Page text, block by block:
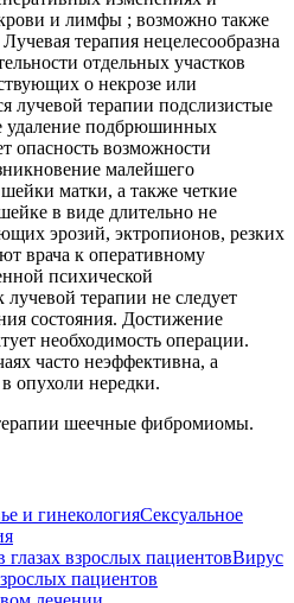
и лимфы ; возможно также
терапия нецелесообразна
отдельных участков
о некрозе или
лучевой терапии подслизистые
удаление подбрюшинных
опасность возможности
малейшего
матки, а также четкие
в виде длительно не
эрозий, эктропионов, резких
врача к оперативному
психической
лучевой терапии не следует
состояния. Достижение
необходимость операции.
часто неэффективна, а
опухоли нередки.
шеечные фибромиомы.
Сексуальное
Вирус
пациентов